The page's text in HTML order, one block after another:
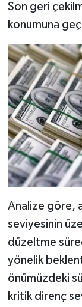
Son geri
konumuna
Analize göre,
seviyesinin
düzeltme
yönelik
önümüzdeki
kritik direnç